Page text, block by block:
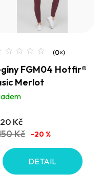
FGM04 Hotfir®
Merlot
Kč
Kč –20 %
DETAIL